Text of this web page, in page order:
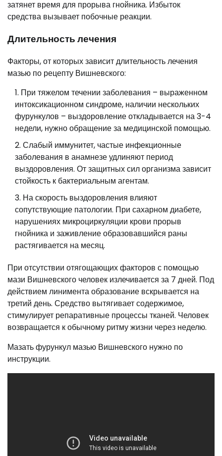
затянет время для прорыва гнойника. Избыток
средства вызывает побочные реакции.
Длительность лечения
Факторы, от которых зависит длительность лечения
мазью по рецепту Вишневского:
При тяжелом течении заболевания – выраженном
интоксикационном синдроме, наличии нескольких
фурункулов – выздоровление откладывается на 3-4
недели, нужно обращение за медицинской помощью.
Слабый иммунитет, частые инфекционные
заболевания в анамнезе удлиняют период
выздоровления. От защитных сил организма зависит
стойкость к бактериальным агентам.
На скорость выздоровления влияют
сопутствующие патологии. При сахарном диабете,
нарушениях микроциркуляции крови прорыв
гнойника и заживление образовавшийся раны
растягивается на месяц.
При отсутствии отягощающих факторов с помощью
мази Вишневского человек излечивается за 7 дней. Под
действием линимента образование вскрывается на
третий день. Средство вытягивает содержимое,
стимулирует репаративные процессы тканей. Человек
возвращается к обычному ритму жизни через неделю.
Мазать фурункул мазью Вишневского нужно по
инструкции.